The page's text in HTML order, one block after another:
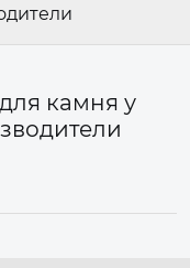
камня у